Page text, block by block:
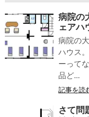
病院の
ェアハ
病院の
ハウス
ーって
品ど...
記事を読
さて問